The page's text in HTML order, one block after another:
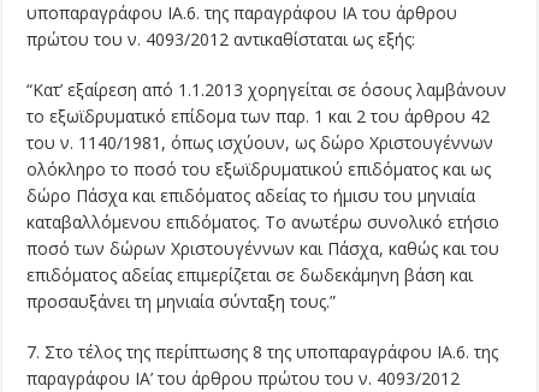
υποπαραγράφου ΙΑ.6. της παραγράφου ΙΑ του άρθρου
πρώτου του ν. 4093/2012 αντικαθίσταται ως εξής:
“Κατ’ εξαίρεση από 1.1.2013 χορηγείται σε όσους λαμβάνουν
το εξωϊδρυματικό επίδομα των παρ. 1 και 2 του άρθρου 42
του ν. 1140/1981, όπως ισχύουν, ως δώρο Χριστουγέννων
ολόκληρο το ποσό του εξωϊδρυματικού επιδόματος και ως
δώρο Πάσχα και επιδόματος αδείας το ήμισυ του μηνιαία
καταβαλλόμενου επιδόματος. Το ανωτέρω συνολικό ετήσιο
ποσό των δώρων Χριστουγέννων και Πάσχα, καθώς και του
επιδόματος αδείας επιμερίζεται σε δωδεκάμηνη βάση και
προσαυξάνει τη μηνιαία σύνταξη τους.”
7. Στο τέλος της περίπτωσης 8 της υποπαραγράφου ΙΑ.6. της
παραγράφου ΙΑ’ του άρθρου πρώτου του ν. 4093/2012